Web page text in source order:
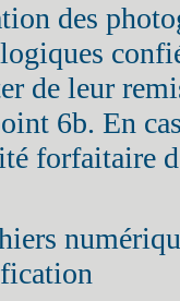
des
de leur
6b. En
forfaitaire